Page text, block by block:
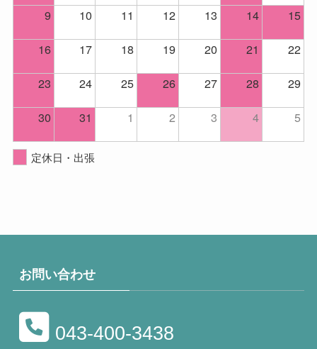
9
10 11 12 13 14
15
16
17 18 19 20 21
22
23
24 25 26 27 28
29
30
31 1 2 3 4 5
定休日・出張
お問い合わせ
043-400-3438